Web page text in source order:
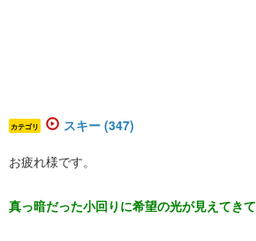
カテゴリ スキー (347)
お疲れ様です。
​真っ暗だった小回りに希望の光が見えてきて